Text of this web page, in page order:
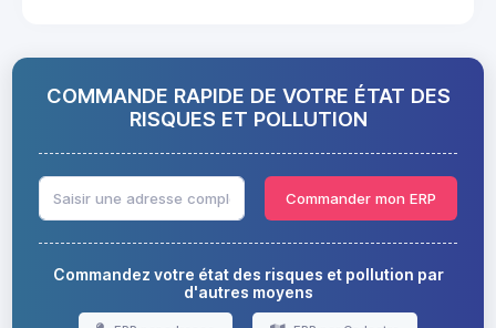
COMMANDE RAPIDE DE VOTRE ÉTAT DES
RISQUES ET POLLUTION
Commander mon ERP
Commandez votre état des risques et pollution par
d'autres moyens